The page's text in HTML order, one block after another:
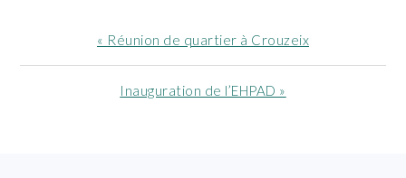
Article
précédent
« Réunion de quartier à Crouzeix
Article
Inauguration de l’EHPAD »